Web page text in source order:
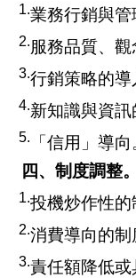
1.業務行銷與管
2.服務品質、觀
3.行銷策略的導
4.新知識與資訊
5.
「信用」導向
四、制度調整。
1.投機炒作性的
2.消費導向的制
3.責任額降低或